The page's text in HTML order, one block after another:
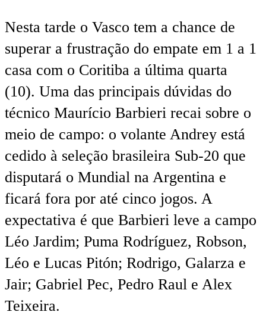
Nesta tarde o Vasco tem a chance de
superar a frustração do empate em 1 a 1
casa com o Coritiba a última quarta
(10). Uma das principais dúvidas do
técnico Maurício Barbieri recai sobre o
meio de campo: o volante Andrey está
cedido à seleção brasileira Sub-20 que
disputará o Mundial na Argentina e
ficará fora por até cinco jogos. A
expectativa é que Barbieri leve a campo
Léo Jardim; Puma Rodríguez, Robson,
Léo e Lucas Pitón; Rodrigo, Galarza e
Jair; Gabriel Pec, Pedro Raul e Alex
Teixeira.